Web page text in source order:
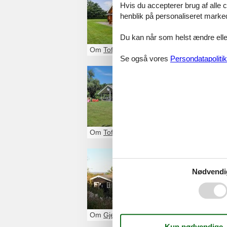
Et sommerhus
familie eller
Om Toftum Bjerge
Om Toftum Bjerge
Et sommerhus
familie eller
Om Gjellerodde
Hvis du accepterer brug af alle
henblik på personaliseret
Du kan når som helst ændre
Se også vores Persondatapolitik